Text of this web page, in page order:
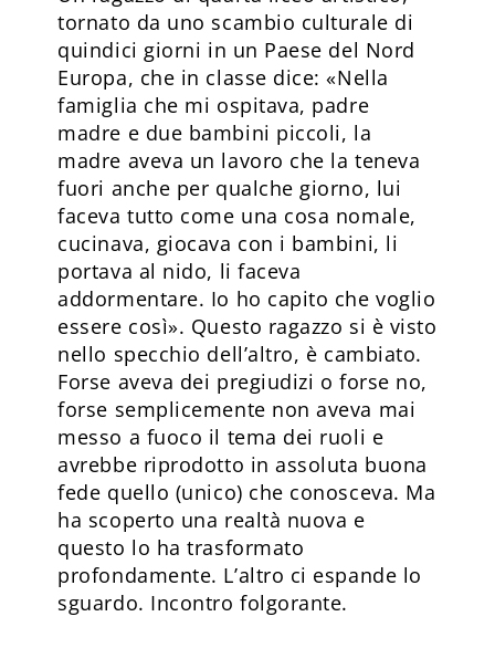
tornato da uno scambio culturale di
quindici giorni in un Paese del Nord
Europa, che in classe dice: «Nella
famiglia che mi ospitava, padre
madre e due bambini piccoli, la
madre aveva un lavoro che la teneva
fuori anche per qualche giorno, lui
faceva tutto come una cosa nomale,
cucinava, giocava con i bambini, li
portava al nido, li faceva
addormentare. Io ho capito che voglio
essere così». Questo ragazzo si è visto
nello specchio dell’altro, è cambiato.
Forse aveva dei pregiudizi o forse no,
forse semplicemente non aveva mai
messo a fuoco il tema dei ruoli e
avrebbe riprodotto in assoluta buona
fede quello (unico) che conosceva. Ma
ha scoperto una realtà nuova e
questo lo ha trasformato
profondamente. L’altro ci espande lo
sguardo. Incontro folgorante.